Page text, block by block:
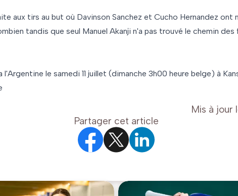
aux tirs au but où Davinson Sanchez et Cucho Hernandez ont
tandis que seul Manuel Akanji n'a pas trouvé le chemin des
l'Argentine le samedi 11 juillet (dimanche 3h00 heure belge) à
Mis à jour
Partager cet article